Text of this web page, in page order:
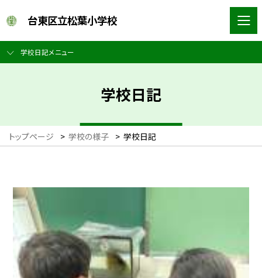
台東区立松葉小学校
学校日記メニュー
学校日記
トップページ > 学校の様子 > 学校日記